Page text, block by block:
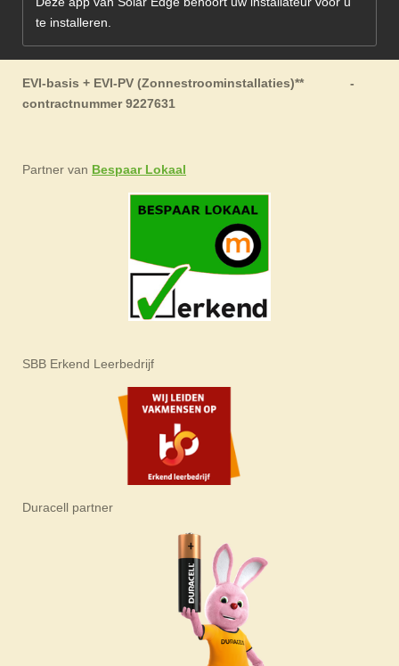
te installeren.
EVI-basis + EVI-PV (Zonnestroominstallaties)** -
contractnummer 9227631
Partner van Bespaar Lokaal
SBB Erkend Leerbedrijf
Duracell partner